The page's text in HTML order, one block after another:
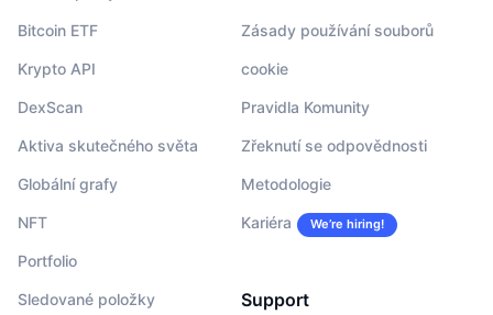
Bitcoin ETF
Krypto API
DexScan
Aktiva skutečného světa
Globální grafy
NFT
Portfolio
Sledované položky
Zásady používání souborů
cookie
Pravidla Komunity
Zřeknutí se odpovědnosti
Metodologie
Kariéra We’re hiring!
Support